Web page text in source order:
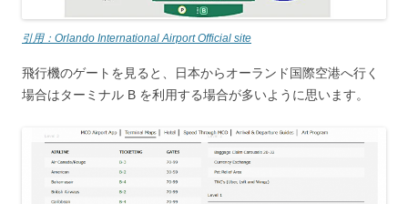
引用：Orlando International Airport Official site
飛行機のゲートを見ると、日本からオーランド国際空港へ行く
場合はターミナル B を利用する場合が多いように思います。